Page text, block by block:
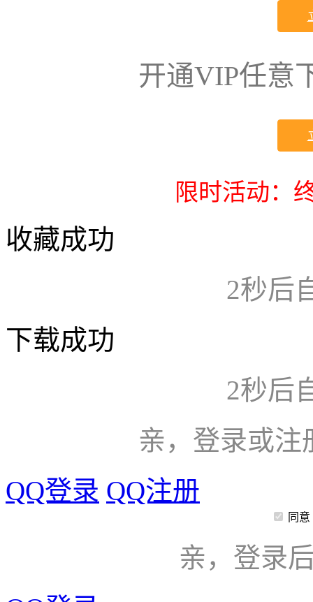
开通VIP任意
限时活动：
收藏成功
2秒后
下载成功
2秒后
亲，登录或注
QQ登录 QQ注册
同意
亲，登录